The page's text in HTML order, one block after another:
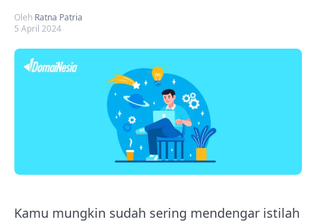
Oleh Ratna Patria
5 April 2024
Kamu mungkin sudah sering mendengar istilah